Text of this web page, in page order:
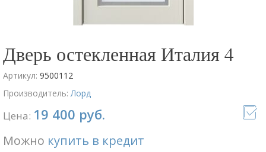
Дверь остекленная Италия 4
Артикул: 9500112
Производитель:Лорд
Цена: 19 400 руб.
Можно купить в кредит